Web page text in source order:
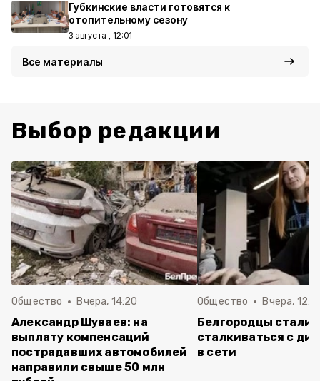
Губкинские власти готовятся к
отопительному сезону
3 августа , 12:01
Все материалы
Выбор редакции
Общество Вчера, 14:20
Александр Шуваев: на
выплату компенсаций
пострадавших автомобилей
направили свыше 50 млн
Общество Вчера,
Белгородцы стали
сталкиваться с
в сети